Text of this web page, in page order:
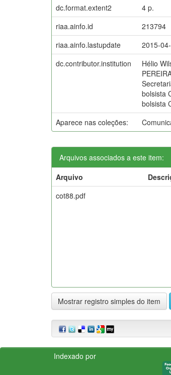
dc.format.extent2
4 p.
riaa.ainfo.id
213794
riaa.ainfo.lastupdate
2015-
dc.contributor.institution
Hélio
bolsista
bolsista
Aparece nas coleções:
Arquivos associados a este item:
Arquivo
cot88.pdf
Mostrar registro simples do item
Indexado por